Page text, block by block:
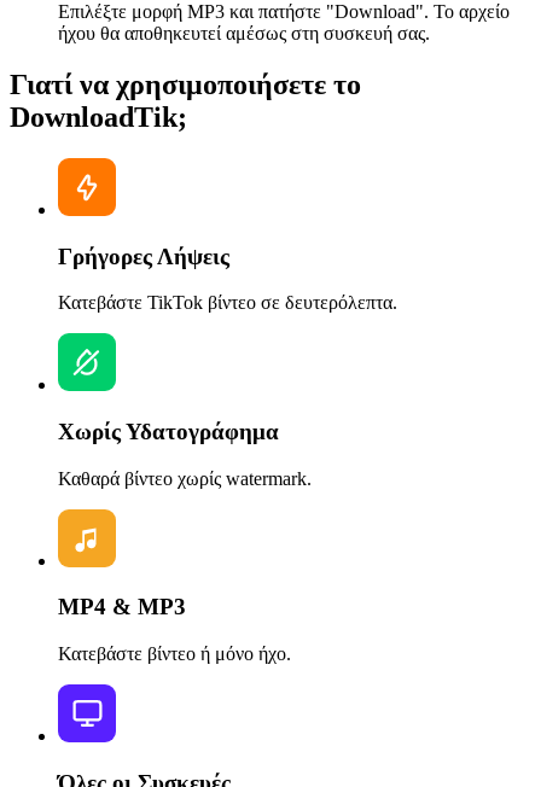
Επιλέξτε μορφή MP3 και πατήστε "Download". Το αρχείο
ήχου θα αποθηκευτεί αμέσως στη συσκευή σας.
Γιατί να χρησιμοποιήσετε το
DownloadTik;
Γρήγορες Λήψεις
Κατεβάστε TikTok βίντεο σε δευτερόλεπτα.
Χωρίς Υδατογράφημα
Καθαρά βίντεο χωρίς watermark.
MP4 & MP3
Κατεβάστε βίντεο ή μόνο ήχο.